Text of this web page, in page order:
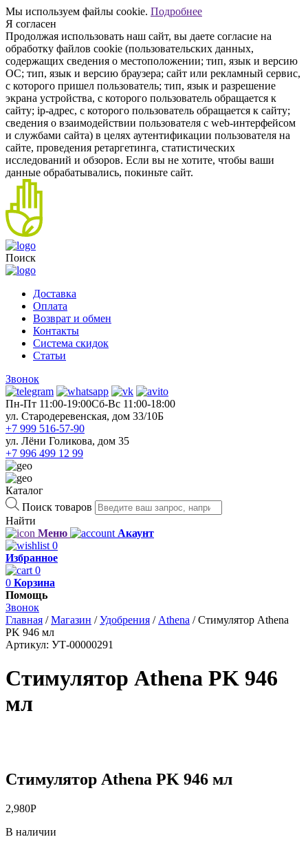
Мы используем файлы cookie. Подробнее
Я согласен
Продолжая использовать наш сайт, вы даете согласие на
обработку файлов cookie (пользовательских данных,
содержащих сведения о местоположении; тип, язык и версию
ОС; тип, язык и версию браузера; сайт или рекламный сервис,
с которого пришел пользователь; тип, язык и разрешение
экрана устройства, с которого пользователь обращается к
сайту; ip-адрес, с которого пользователь обращается к сайту;
сведения о взаимодействии пользователя с web-интерфейсом
и службами сайта) в целях аутентификации пользователя на
сайте, проведения ретаргетинга, статистических
исследований и обзоров. Если вы не хотите, чтобы ваши
данные обрабатывались, покиньте сайт.
Поиск
Доставка
Оплата
Возврат и обмен
Контакты
Система скидок
Статьи
Звонок
Пн-Пт 11:00-19:00Cб-Вс 11:00-18:00
ул. Стародеревенская, дом 33/10Б
+7 999 516-57-90
ул. Лёни Голикова, дом 35
+7 996 499 12 99
Каталог
Поиск товаров
Найти
Меню
Акаунт
0
Избранное
0
0 Корзина
Помощь
Звонок
Главная /Магазин /Удобрения / Athena /Стимулятор Athena
PK 946 мл
Артикул: УТ-00000291
Стимулятор Athena PK 946
мл
Стимулятор Athena PK 946 мл
2,980Р
В наличии